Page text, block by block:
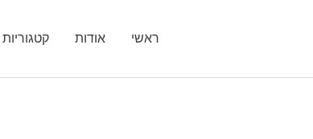
ראשי אודות קטגוריות